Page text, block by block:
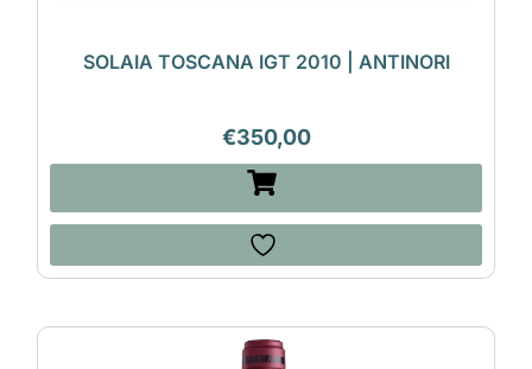
SOLAIA TOSCANA IGT 2010 | ANTINORI
€350,00